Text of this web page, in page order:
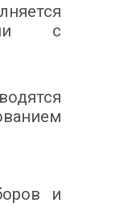
с
и